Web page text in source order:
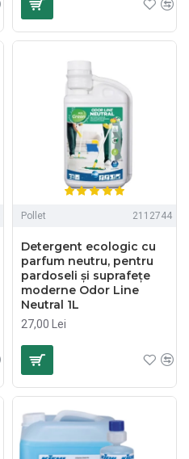
Pollet 2112744
Detergent ecologic cu
parfum neutru, pentru
pardoseli și suprafețe
moderne Odor Line
Neutral 1L
27,00 Lei